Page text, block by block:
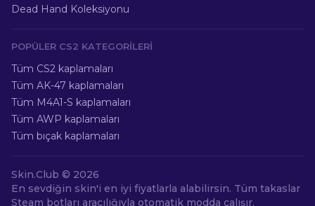
Dead Hand Koleksiyonu
POPÜLER CS2 KATEGORILERI
Tüm CS2 kaplamaları
Tüm AK-47 kaplamaları
Tüm M4A1-S kaplamaları
Tüm AWP kaplamaları
Tüm bıçak kaplamaları
Skin.Club © 2026
En sevdiğin skin'i en iyi fiyatlarla alabilirsin. Tüm takaslar
Steam botları aracılığıyla otomatik modda çalışır.